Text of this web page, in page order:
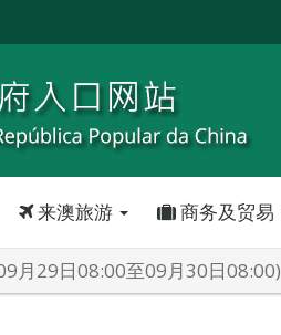
来澳旅游 商务及贸易
月29日08:00至09月30日08:00)